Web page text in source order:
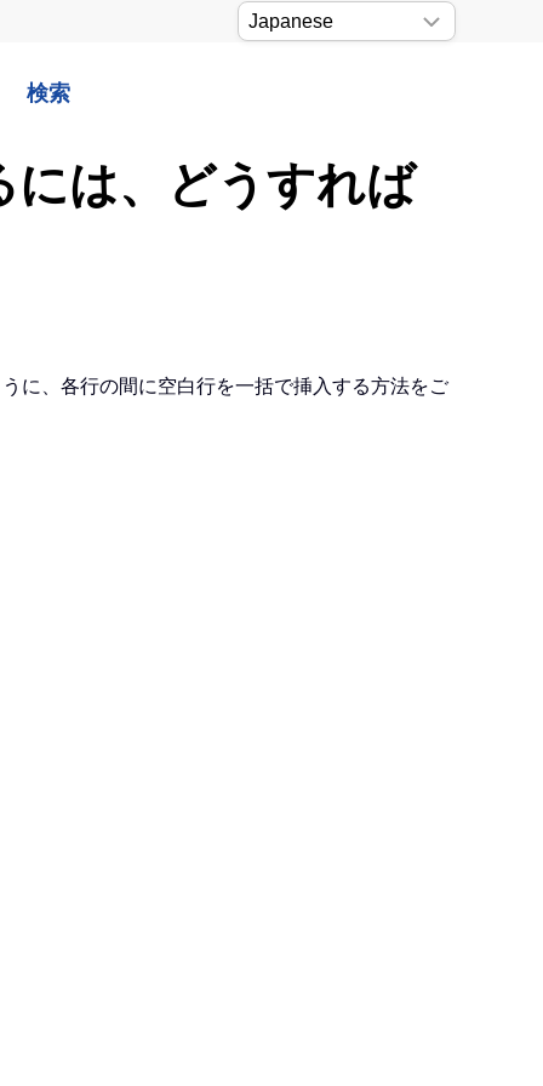
検索
には、どうすれば
に、各行の間に空白行を一括で挿入する方法をご